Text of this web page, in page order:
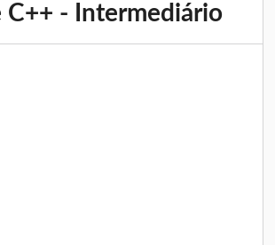
C++ - Intermediário